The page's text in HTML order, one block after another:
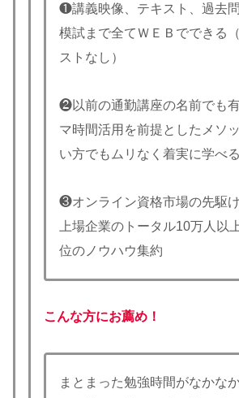
❶講義映像、テキスト、過去問
模試まで全てＷＥＢでできる
ストなし）
❷以前の通勤講座の名前でも
マ時間活用を前提としたメソ
い方でもムリなく着実に学べ
❸オンライン資格市場の先駆
上場企業のトータル10万人以
位のノウハウ集約
こんな方にお薦め！
まとまった勉強時間がなかな